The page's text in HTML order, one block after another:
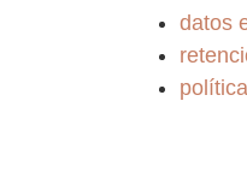
datos